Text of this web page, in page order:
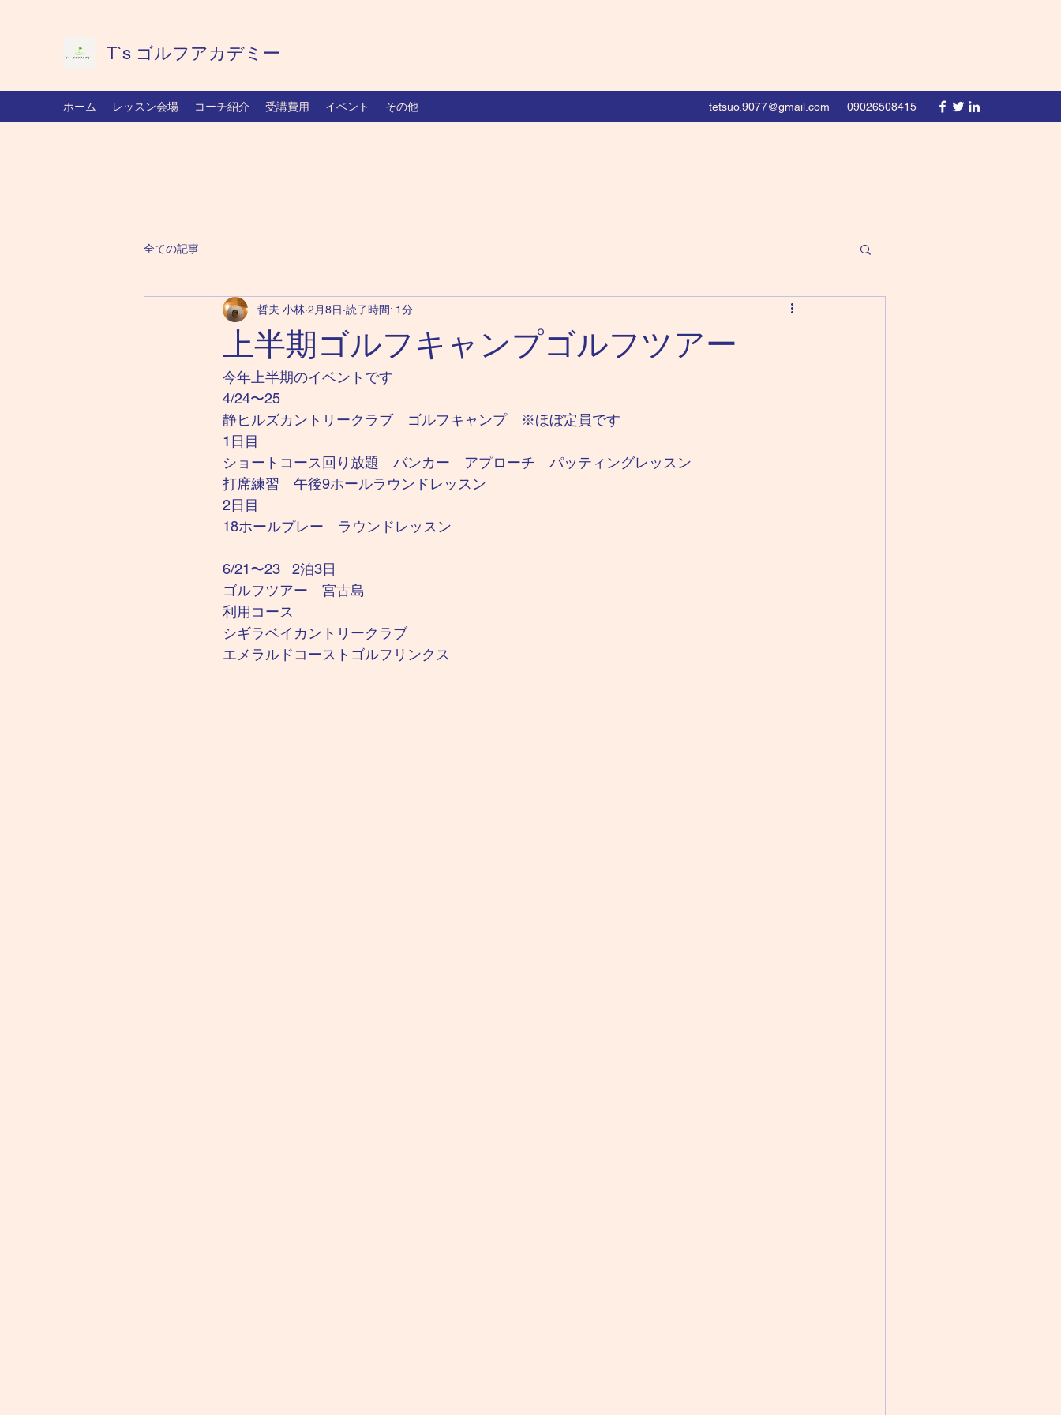
T`s ゴルフアカデミー
ホーム レッスン会場 コーチ紹介 受講費用 イベント その他 tetsuo.9077@gmail.com 09026508415
全ての記事
上半期ゴルフキャンプゴルフツアー
哲夫 小林 2月8日 読了時間: 1分
今年上半期のイベントです
4/24〜25
静ヒルズカントリークラブ　ゴルフキャンプ　※ほぼ定員です
1日目
ショートコース回り放題　バンカー　アプローチ　パッティングレッスン
打席練習　午後9ホールラウンドレッスン
2日目
18ホールプレー　ラウンドレッスン
6/21〜23   2泊3日
ゴルフツアー　宮古島
利用コース
シギラベイカントリークラブ
エメラルドコーストゴルフリンクス